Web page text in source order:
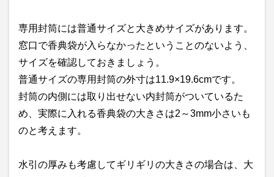
専用封筒には普通サイズと大きめサイズがあります。
窓口で香典袋が入らなかったということのないよう、
サイズを確認しておきましょう。
普通サイズの専用封筒の外寸は11.9×19.6cmです。
封筒の内側には取り出せない内封筒がついているた
め、実際に入れる香典袋の大きさは2～3mm小さいも
のと考えます。
水引の厚みも考慮してギリギリの大きさの場合は、大